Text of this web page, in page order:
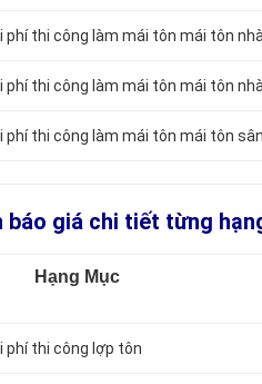
phí thi công làm mái tôn mái tôn
phí thi công làm mái tôn mái tôn
phí thi công làm mái tôn mái tôn
báo giá chi tiết từng
Hạng Mục
phí thi công lợp tôn